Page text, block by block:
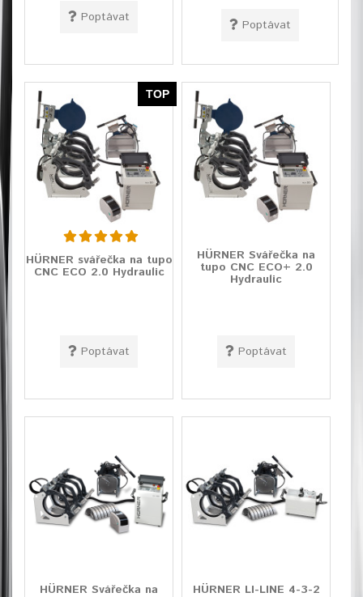
Poptávat Poptávat
TOP
HÜRNER svářečka na tupo
CNC ECO 2.0 Hydraulic
Poptávat
HÜRNER Svářečka na
tupo CNC ECO+ 2.0
Hydraulic
Poptávat
HÜRNER Svářečka na HÜRNER LI-LINE 4-3-2